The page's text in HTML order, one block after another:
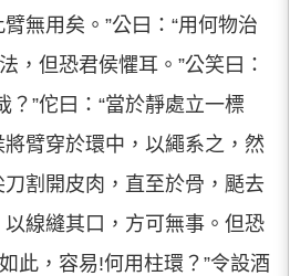
無用矣。”公曰：“用何物治
，但恐君侯懼耳。”公笑曰：
？”佗曰：“當於靜處立一標
臂穿於環中，以繩系之，然
割開皮肉，直至於骨，颳去
線縫其口，方可無事。但恐
此，容易!何用柱環？”令設酒